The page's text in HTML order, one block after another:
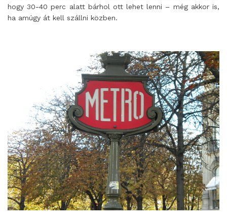
hogy 30-40 perc alatt bárhol ott lehet lenni – még akkor is,
ha amúgy át kell szállni közben.